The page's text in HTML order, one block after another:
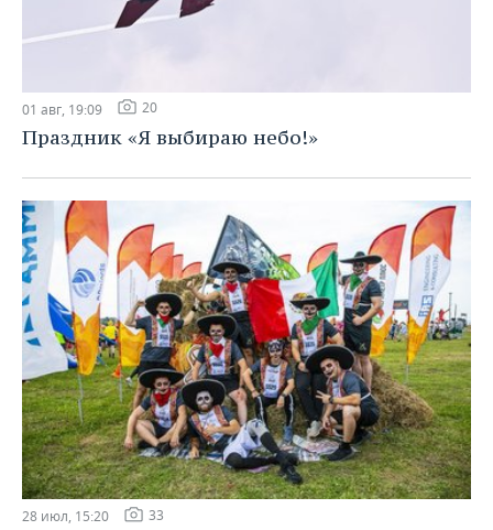
01 авг, 19:09 20
Праздник «Я выбираю небо!»
28 июл, 15:20 33